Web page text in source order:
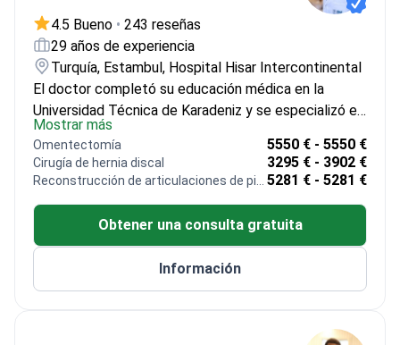
4.5 Bueno • 243 reseñas
29 años de experiencia
Turquía, Estambul, Hospital Hisar Intercontinental
El doctor completó su educación médica en la
Universidad Técnica de Karadeniz y se especializó en
la Universidad de Ciencias de la Salud, Hospital de
Formación e Investigación Dr. Lütfi Kırdar Kartal. Con
un enfoque en cirugía de columna, cirugía de trauma
la cirugía de pelvis-acetábulo. El doctor ha realizado
numerosas operaciones exitosas en ortopedia y
traumatología. En 2014, el doctor fue finalista en los
Mostrar más
Omentectomía 5550 € - 5550 €
Cirugía de hernia discal 3295 € - 3902 €
5281 € - 5281 €
Obtener una consulta gratuita
Información